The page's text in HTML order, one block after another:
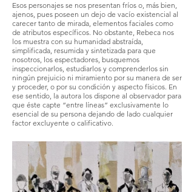
Esos personajes se nos presentan fríos o, más bien,
ajenos, pues poseen un dejo de vacío existencial al
carecer tanto de mirada, elementos faciales como
de atributos específicos. No obstante, Rebeca nos
los muestra con su humanidad abstraída,
simplificada, resumida y sintetizada para que
nosotros, los espectadores, busquemos
inspeccionarlos, estudiarlos y comprenderlos sin
ningún prejuicio ni miramiento por su manera de ser
y proceder, o por su condición y aspecto físicos. En
ese sentido, la autora los dispone al observador para
que éste capte “entre líneas” exclusivamente lo
esencial de su persona dejando de lado cualquier
factor excluyente o calificativo.